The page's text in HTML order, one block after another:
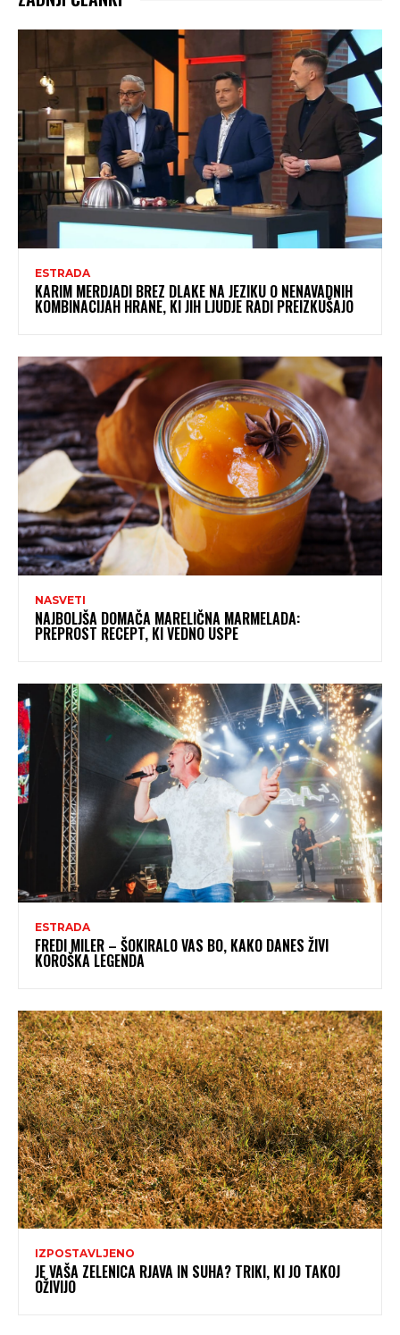
ESTRADA
KARIM MERDJADI BREZ DLAKE NA JEZIKU O NENAVADNIH
KOMBINACIJAH HRANE, KI JIH LJUDJE RADI PREIZKUŠAJO
NASVETI
NAJBOLJŠA DOMAČA MARELIČNA MARMELADA:
PREPROST RECEPT, KI VEDNO USPE
ESTRADA
FREDI MILER – ŠOKIRALO VAS BO, KAKO DANES ŽIVI
KOROŠKA LEGENDA
IZPOSTAVLJENO
JE VAŠA ZELENICA RJAVA IN SUHA? TRIKI, KI JO TAKOJ
OŽIVIJO